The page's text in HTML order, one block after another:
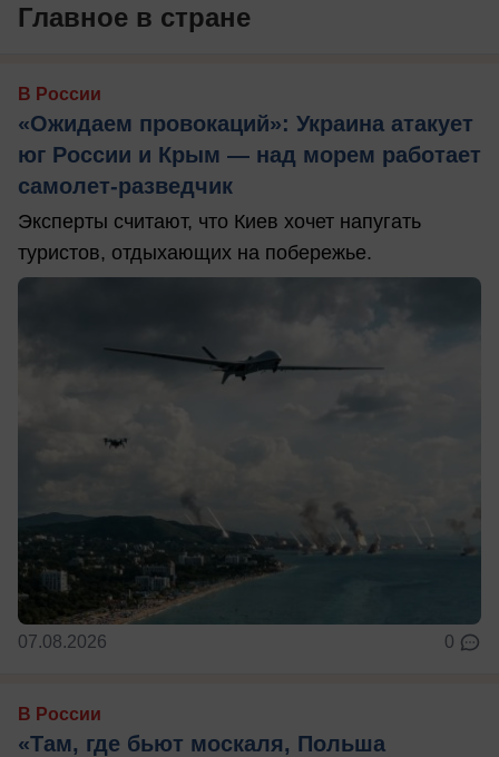
Главное в стране
В России
«Ожидаем провокаций»: Украина атакует
юг России и Крым — над морем работает
самолет-разведчик
Эксперты считают, что Киев хочет напугать
туристов, отдыхающих на побережье.
07.08.2026 0
В России
«Там, где бьют москаля, Польша